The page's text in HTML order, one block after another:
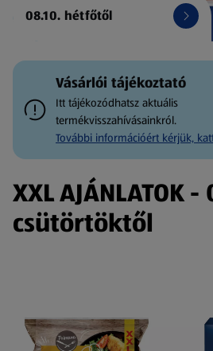
08.10. hétfőtől
Vásárlói tájékoztató
Itt tájékozódhatsz aktuális
termékvisszahívásainkról.
További információért kérjük,
XXL AJÁNLATOK
csütörtöktől